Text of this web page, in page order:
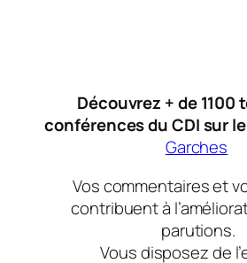
Découvrez + de 1100
conférences du CDI sur le
Garches
Vos commentaires et
contribuent à
parutions.
Vous disposez de